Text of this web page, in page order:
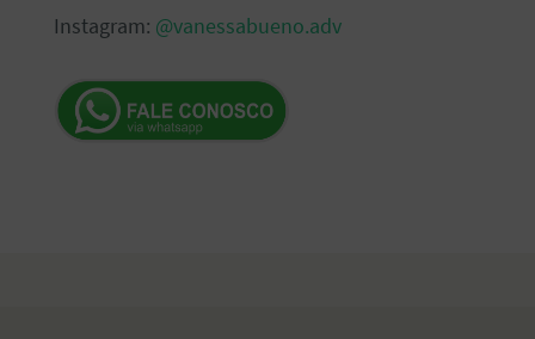
Instagram: @vanessabueno.adv